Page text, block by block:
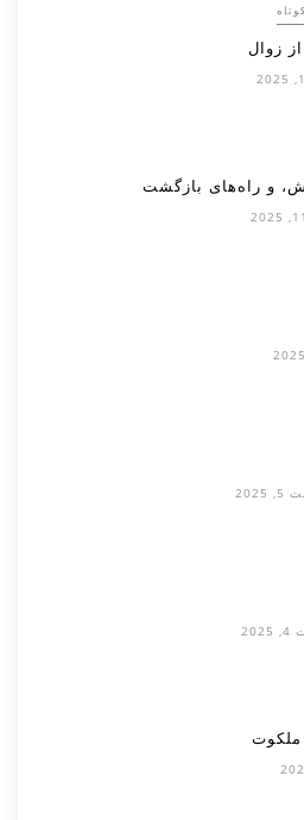
زوال
و راه‌های بازگشت